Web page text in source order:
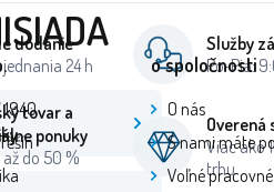
tovar a
dodanie
24 h
Služby
Po-Pia:
ponuky
do 50 %
Overená
Viac ako
trhu
o spoločnosti
O nás
S nami máte
Voľné